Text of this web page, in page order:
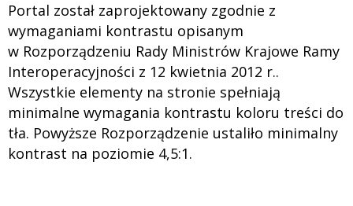
Portal został zaprojektowany zgodnie z
wymaganiami kontrastu opisanym
w Rozporządzeniu Rady Ministrów Krajowe Ramy
Interoperacyjności z 12 kwietnia 2012 r..
Wszystkie elementy na stronie spełniają
minimalne wymagania kontrastu koloru treści do
tła. Powyższe Rozporządzenie ustaliło minimalny
kontrast na poziomie 4,5:1.